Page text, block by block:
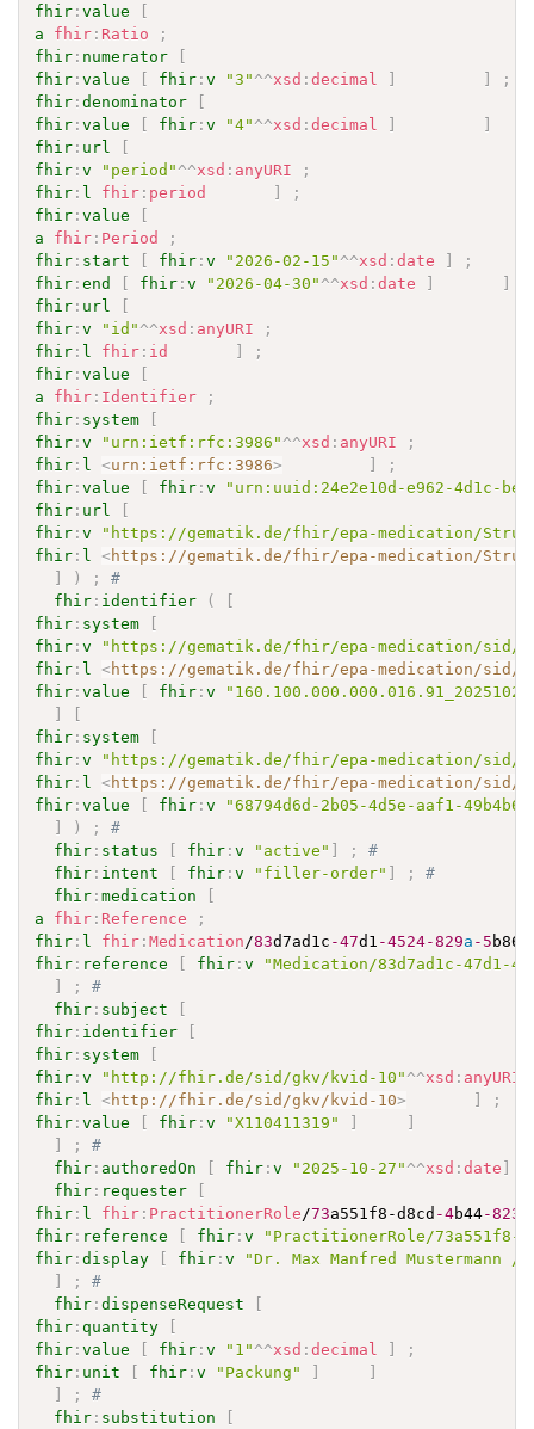
fhir :value
a
fhir : Ratio
;
fhir : numerator
fhir :value fhir :v "3" ^^xsd :decimal
;
fhir :denominator
fhir :value fhir :v "4" ^^xsd :decimal
fhir : url
fhir :v "period" ^^xsd : anyURI
;
fhir : l fhir : period
;
fhir :value
a
fhir : Period
;
fhir : start fhir :v "2026-02-15" ^^xsd :date
;
fhir :end fhir :v "2026-04-30" ^^xsd :date
fhir : url
fhir :v "id" ^^xsd : anyURI
;
fhir : l fhir : id
;
fhir :value
a
fhir : Identifier
;
fhir : system
fhir :v "urn:ietf:rfc:3986" ^^xsd : anyURI
;
fhir : l <urn:ietf:rfc:3986>
;
fhir :value fhir :v
"urn:uuid:24e2e10d-e962-4d1c-
fhir : url
fhir :v
"https://gematik.de/fhir/epa-medication/
fhir : l <https://gematik.de/fhir/epa-medication/
) ;
#
fhir : identifier (
fhir : system
fhir :v
"https://gematik.de/fhir/epa-medication/
fhir : l <https://gematik.de/fhir/epa-medication/
fhir :value fhir :v
fhir : system
fhir :v
"https://gematik.de/fhir/epa-medication/
fhir : l <https://gematik.de/fhir/epa-medication/
fhir :value fhir :v
"68794d6d-2b05-4d5e-aaf1-
) ;
#
fhir : status fhir :v "active" ;
#
fhir : intent fhir :v "filler-order" ;
#
fhir :medication
a
fhir : Reference
;
fhir : l fhir :Medication /83d7ad1c -47d1 -4524-829a -5
fhir : reference fhir :v
"Medication/83d7ad1c-47d1-
;
#
fhir : subject
fhir : identifier
fhir : system
fhir :v "http://fhir.de/sid/gkv/kvid-10" ^^xsd : anyURI
fhir : l <http://fhir.de/sid/gkv/kvid-10>
;
fhir :value fhir :v "X110411319"
;
#
fhir : authoredOn fhir :v "2025-10-27" ^^xsd :date
fhir : requester
fhir : l fhir : PractitionerRole /73a551f8-d8cd -4b44-823
fhir : reference fhir :v
"PractitionerRole/73a551f8-
fhir :display fhir :v
"Dr. Max Manfred Mustermann /
;
#
fhir :dispenseRequest
fhir : quantity
fhir :value fhir :v "1" ^^xsd :decimal
;
fhir : unit fhir :v "Packung"
;
#
fhir : substitution